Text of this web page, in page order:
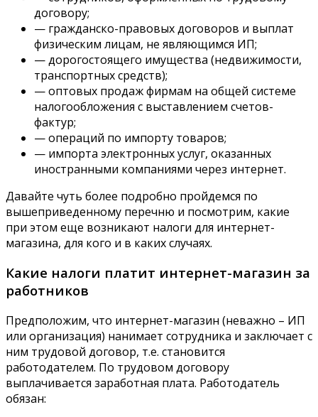
договору;
— гражданско-правовых договоров и выплат
физическим лицам, не являющимся ИП;
— дорогостоящего имущества (недвижимости,
транспортных средств);
— оптовых продаж фирмам на общей системе
налогообложения с выставлением счетов-
фактур;
— операций по импорту товаров;
— импорта электронных услуг, оказанных
иностранными компаниями через интернет.
Давайте чуть более подробно пройдемся по
вышеприведенному перечню и посмотрим, какие
при этом еще возникают налоги для интернет-
магазина, для кого и в каких случаях.
Какие налоги платит интернет-магазин за
работников
Предположим, что интернет-магазин (неважно – ИП
или организация) нанимает сотрудника и заключает с
ним трудовой договор, т.е. становится
работодателем. По трудовом договору
выплачивается заработная плата. Работодатель
обязан: